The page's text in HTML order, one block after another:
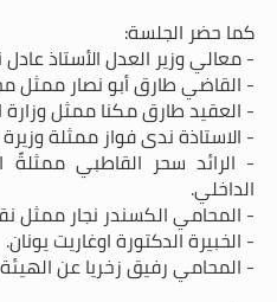
كما حضر الجلسة:
- معالي وزير العدل الأستاذ عادل
- القاضي طارق أبو نصار ممثل
- العقيد طارق مكنا ممثل وزارة
- الاستاذة ندى فواز ممثلة
- الرائد سحر القاطبي ممثلةً
الداخلي.
- المحامي الكسندر نجار ممثل
- الخبيرة الدكتورة اوغاريت يونان.
- المحامي رفيق زخريا عن الهيئة